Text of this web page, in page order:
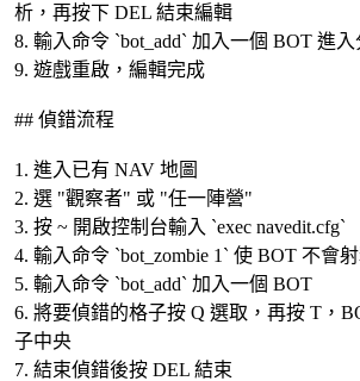
析，再按下 DEL 結束編輯
8. 輸入命令 `bot_add` 加入一個 BOT 進
9. 遊戲重啟，編輯完成
## 偵錯流程
1. 進入已有 NAV 地圖
2. 選 "觀察者" 或 "任一陣營"
3. 按 ~ 開啟控制台輸入 `exec navedit.cfg`
4. 輸入命令 `bot_zombie 1` 使 BOT 不會
5. 輸入命令 `bot_add` 加入一個 BOT
6. 將要偵錯的格子按 Q 選取，再按 T，
子中央
7. 結束偵錯後按 DEL 結束